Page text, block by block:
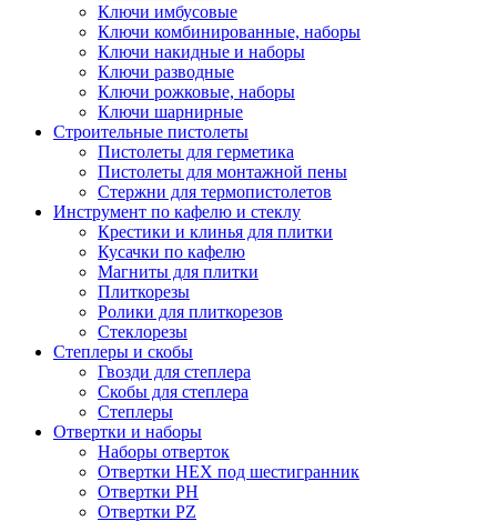
Ключи имбусовые
Ключи комбинированные, наборы
Ключи накидные и наборы
Ключи разводные
Ключи рожковые, наборы
Ключи шарнирные
Строительные пистолеты
Пистолеты для герметика
Пистолеты для монтажной пены
Стержни для термопистолетов
Инструмент по кафелю и стеклу
Крестики и клинья для плитки
Кусачки по кафелю
Магниты для плитки
Плиткорезы
Ролики для плиткорезов
Стеклорезы
Степлеры и скобы
Гвозди для степлера
Скобы для степлера
Степлеры
Отвертки и наборы
Наборы отверток
Отвертки HEX под шестигранник
Отвертки PH
Отвертки PZ